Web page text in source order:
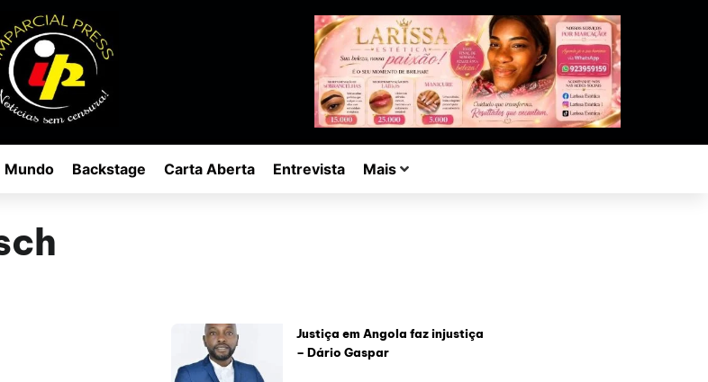
Mundo Backstage Carta Aberta Entrevista Mais
Justiça em Angola faz injustiça
– Dário Gaspar